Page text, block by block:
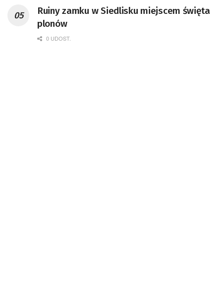
Badań Kosmicznych i Satelitarnych PAN.
Ruiny zamku w Siedlisku miejscem święta
plonów
0 UDOST.